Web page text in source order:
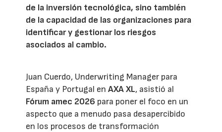
de la inversión tecnológica, sino también
de la capacidad de las organizaciones para
identificar y gestionar los riesgos
asociados al cambio.
Juan Cuerdo, Underwriting Manager para
España y Portugal enAXA XL, asistió al
Fórum amec 2026 para poner el foco en un
aspecto que a menudo pasa desapercibido
en los procesos de transformación